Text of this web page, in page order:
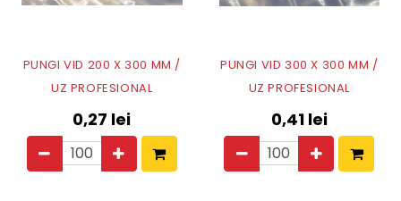
PUNGI VID 200 X 300 MM /
UZ PROFESIONAL
0,27 lei
PUNGI VID 300 X 300 MM /
UZ PROFESIONAL
0,41lei